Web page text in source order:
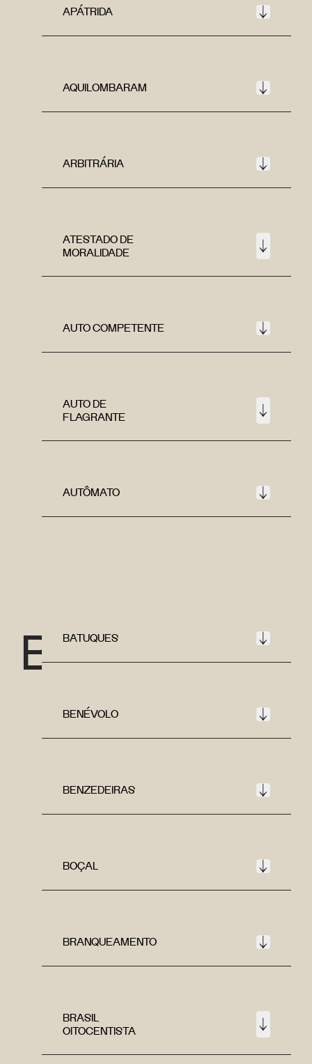
APÁTRIDA
AQUILOMBARAM
ARBITRÁRIA
ATESTADO DE
MORALIDADE
AUTO COMPETENTE
AUTO DE
FLAGRANTE
AUTÔMATO
B BATUQUES
BENÉVOLO
BENZEDEIRAS
BOÇAL
BRANQUEAMENTO
BRASIL
OITOCENTISTA